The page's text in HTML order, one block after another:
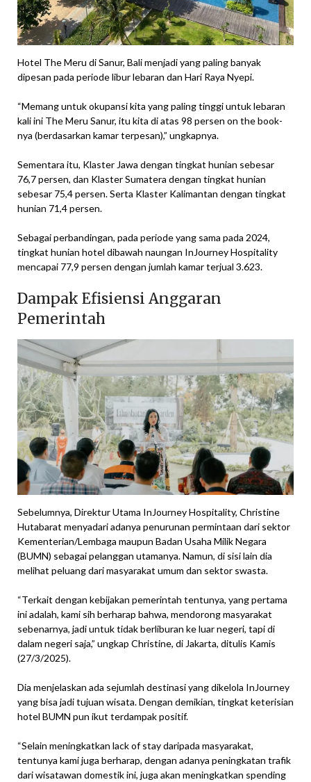
Hotel The Meru di Sanur, Bali menjadi yang paling banyak
dipesan pada periode libur lebaran dan Hari Raya Nyepi.
“Memang untuk okupansi kita yang paling tinggi untuk lebaran
kali ini The Meru Sanur, itu kita di atas 98 persen on the book-
nya (berdasarkan kamar terpesan),” ungkapnya.
Sementara itu, Klaster Jawa dengan tingkat hunian sebesar
76,7 persen, dan Klaster Sumatera dengan tingkat hunian
sebesar 75,4 persen. Serta Klaster Kalimantan dengan tingkat
hunian 71,4 persen.
Sebagai perbandingan, pada periode yang sama pada 2024,
tingkat hunian hotel dibawah naungan InJourney Hospitality
mencapai 77,9 persen dengan jumlah kamar terjual 3.623.
Dampak Efisiensi Anggaran
Pemerintah
Sebelumnya, Direktur Utama InJourney Hospitality, Christine
Hutabarat menyadari adanya penurunan permintaan dari sektor
Kementerian/Lembaga maupun Badan Usaha Milik Negara
(BUMN) sebagai pelanggan utamanya. Namun, di sisi lain dia
melihat peluang dari masyarakat umum dan sektor swasta.
“Terkait dengan kebijakan pemerintah tentunya, yang pertama
ini adalah, kami sih berharap bahwa, mendorong masyarakat
sebenarnya, jadi untuk tidak berliburan ke luar negeri, tapi di
dalam negeri saja,” ungkap Christine, di Jakarta, ditulis Kamis
(27/3/2025).
Dia menjelaskan ada sejumlah destinasi yang dikelola InJourney
yang bisa jadi tujuan wisata. Dengan demikian, tingkat keterisian
hotel BUMN pun ikut terdampak positif.
“Selain meningkatkan lack of stay daripada masyarakat,
tentunya kami juga berharap, dengan adanya peningkatan trafik
dari wisatawan domestik ini, juga akan meningkatkan spending